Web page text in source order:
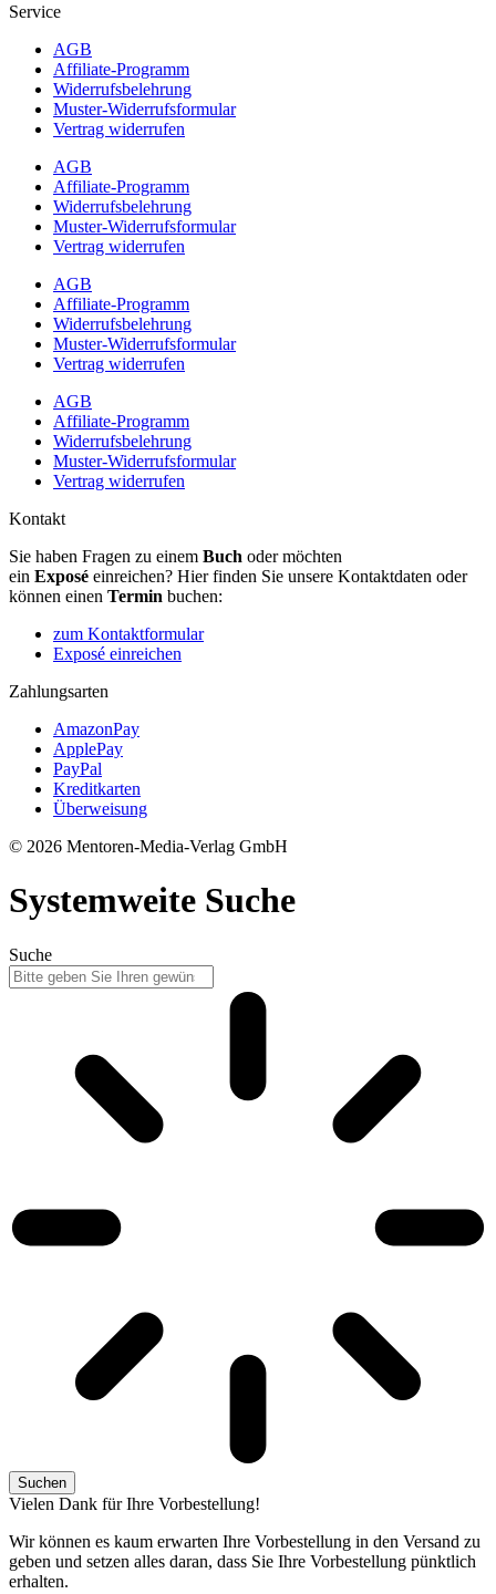
Service
AGB
Affiliate-Programm
Widerrufsbelehrung
Muster-Widerrufsformular
Vertrag widerrufen
AGB
Affiliate-Programm
Widerrufsbelehrung
Muster-Widerrufsformular
Vertrag widerrufen
AGB
Affiliate-Programm
Widerrufsbelehrung
Muster-Widerrufsformular
Vertrag widerrufen
AGB
Affiliate-Programm
Widerrufsbelehrung
Muster-Widerrufsformular
Vertrag widerrufen
Kontakt
Sie haben Fragen zu einem Buch oder möchten
ein Exposé einreichen? Hier finden Sie unsere Kontaktdaten oder
können einen Termin buchen:
zum Kontaktformular
Exposé einreichen
Zahlungsarten
AmazonPay
ApplePay
PayPal
Kreditkarten
Überweisung
© 2026 Mentoren-Media-Verlag GmbH
Systemweite Suche
Suche
Suchen
Vielen Dank für Ihre Vorbestellung!
Wir können es kaum erwarten Ihre Vorbestellung in den Versand zu
geben und setzen alles daran, dass Sie Ihre Vorbestellung pünktlich
erhalten.